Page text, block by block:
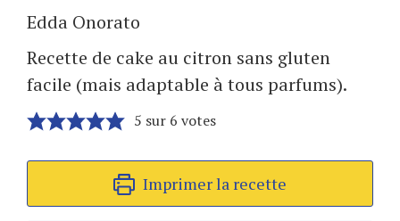
Edda Onorato
Recette de cake au citron sans gluten
facile (mais adaptable à tous parfums).
5 sur 6 votes
Imprimer la recette